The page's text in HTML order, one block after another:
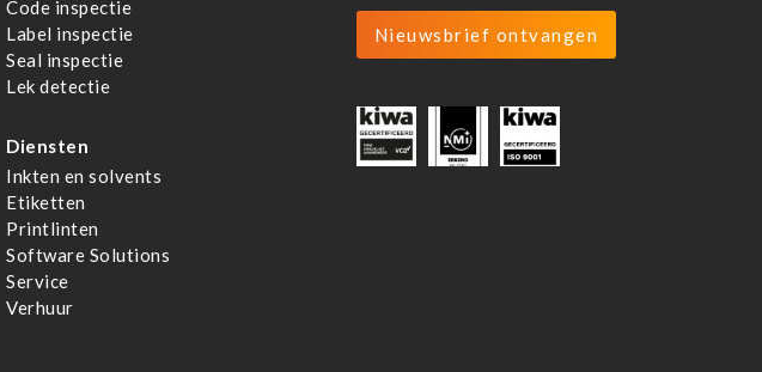
Code inspectie
Label inspectie
Seal inspectie
Lek detectie
Diensten
Inkten en solvents
Etiketten
Printlinten
Software Solutions
Service
Verhuur
Nieuwsbrief ontvangen